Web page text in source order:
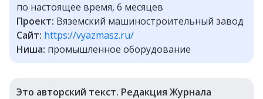
по настоящее время, 6 месяцев
Проект: Вяземский машиностроительный завод
Сайт: https://vyazmasz.ru/
Ниша: промышленное оборудование
Это авторский текст. Редакция Журнала